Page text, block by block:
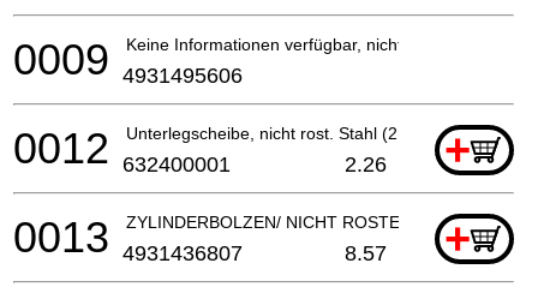
Keine Informationen verfügbar, nicht bestellbar
0009 4931495606
Unterlegscheibe, nicht rost. Stahl (2 benötigt)
+
0012 632400001 2.26
ZYLINDERBOLZEN/ NICHT ROSTENDER STAHL
+
0013 4931436807 8.57